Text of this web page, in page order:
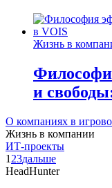
Жизнь в
и
О компаниях в
Жизнь в компании
ИТ-проекты
1 23дальше
HeadHunter